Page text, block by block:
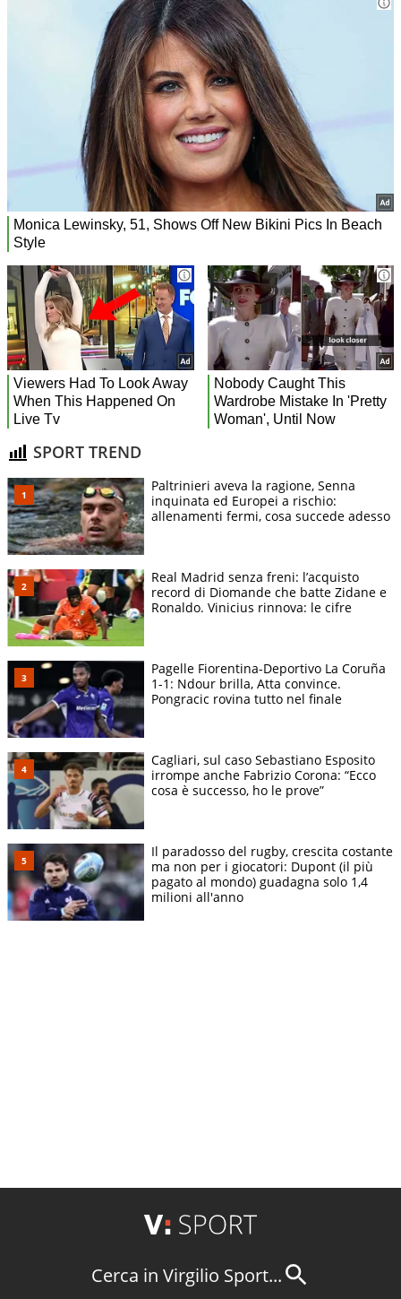
SPORT TREND
Paltrinieri aveva la ragione, Senna
inquinata ed Europei a rischio:
allenamenti fermi, cosa succede adesso
Real Madrid senza freni: l’acquisto
record di Diomande che batte Zidane e
Ronaldo. Vinicius rinnova: le cifre
Pagelle Fiorentina-Deportivo La Coruña
1-1: Ndour brilla, Atta convince.
Pongracic rovina tutto nel finale
Cagliari, sul caso Sebastiano Esposito
irrompe anche Fabrizio Corona: “Ecco
cosa è successo, ho le prove”
Il paradosso del rugby, crescita costante
ma non per i giocatori: Dupont (il più
pagato al mondo) guadagna solo 1,4
milioni all'anno
Cerca in Virgilio Sport...